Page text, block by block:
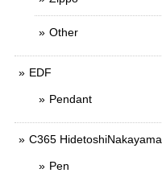
Other
EDF
Pendant
C365 HidetoshiNakayama
Pen